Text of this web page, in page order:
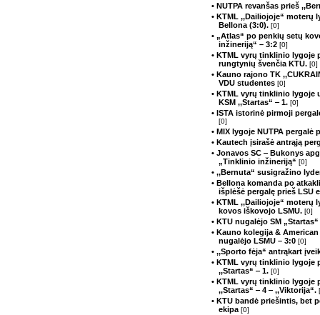
• NUTPA revanšas prieš
• KTML ,,Dailiojoje“ moterų
Bellona (3:0). [0]
• „Atlas“ po penkių setų
inžineriją“ – 3:2 [0]
• KTML vyrų tinklinio lygoje
rungtynių švenčia KTU. [0]
• Kauno rajono TK
VDU studentes [0]
• KTML vyrų tinklinio lygoje
KSM ,,Startas“ ‒ 1. [0]
• ISTA istorinė pirmoji
[0]
• MIX lygoje NUTPA pergalė
• Kautech įsirašė antrąją
• Jonavos SC ‒ Bukonys
„Tinklinio inžineriją“ [0]
• ,,Bernuta“ susigražino
• Bellona komanda po
išplėšė pergalę prieš LSU
• KTML ,,Dailiojoje“ moterų
kovos iškovojo LSMU. [0]
• KTU nugalėjo SM
• Kauno kolegija &
nugalėjo LSMU – 3:0 [0]
• ,,Sporto fėja“ antrąkart
• KTML vyrų tinklinio lygoje
,,Startas“ ‒ 1. [0]
• KTML vyrų tinklinio lygoje
,,Startas“ ‒ 4 ‒ ,,Viktorija“.
• KTU bandė priešintis, bet
ekipa [0]